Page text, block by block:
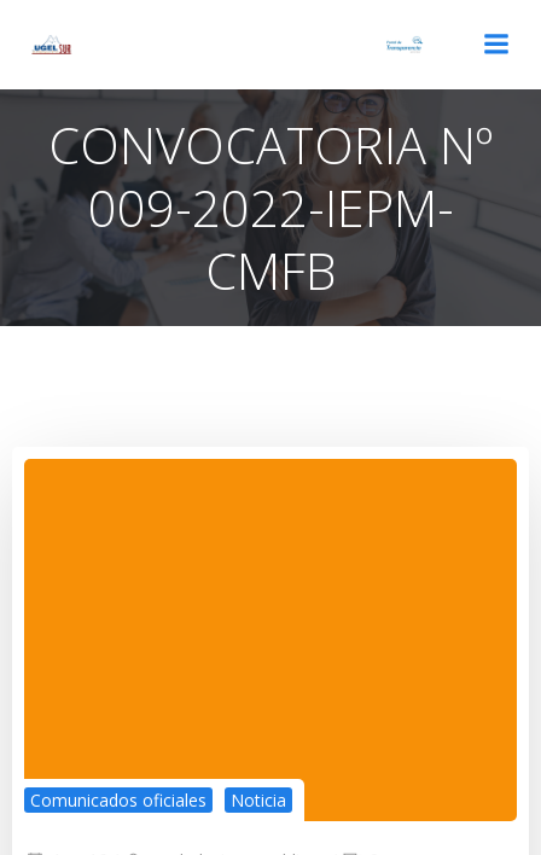
CONVOCATORIA Nº
009-2022-IEPM-
CMFB
Comunicados oficiales Noticia